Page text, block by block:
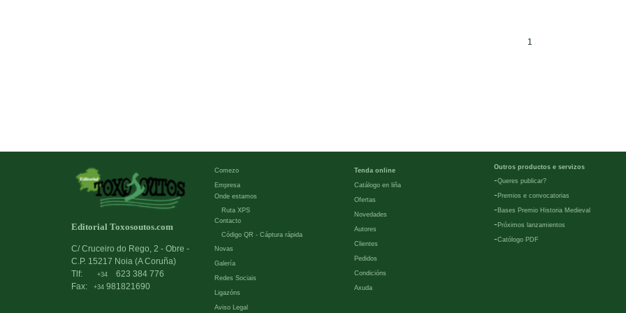
1
Editorial Toxosoutos.com
C/ Cruceiro do Rego, 2 - Obre -
C.P. 15217 Noia (A Coruña)
Tlf:
+34
623 384 776
Fax:
+34 981821690
Comezo
Empresa
Onde estamos
Ruta XPS
Contacto
Código QR - Cáptura rápida
Novas
Galería
Redes Sociais
Ligazóns
Aviso Legal
Tenda online
Catálogo en liña
Ofertas
Novedades
Autores
Clientes
Pedidos
Condicións
Axuda
Outros productos e servizos
-Queres publicar?
- Premios e convocatorias
- Bases Premio Historia Medieval
- Próximos lanzamientos
-Católogo PDF